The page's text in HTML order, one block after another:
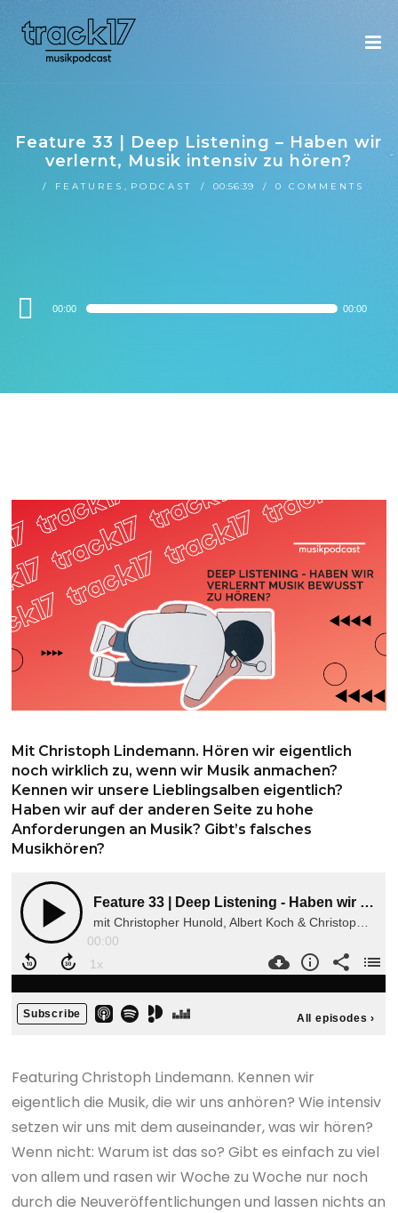
Feature 33 | Deep Listening – Haben wir
verlernt, Musik intensiv zu hören?
FEATURES , PODCAST 00:56:39 0 COMMENTS
Audio-00:00 00:00
Mit Christoph Lindemann. Hören wir eigentlich
noch wirklich zu, wenn wir Musik anmachen?
Kennen wir unsere Lieblingsalben eigentlich?
Haben wir auf der anderen Seite zu hohe
Anforderungen an Musik? Gibt’s falsches
Musikhören?
Featuring Christoph Lindemann. Kennen wir
eigentlich die Musik, die wir uns anhören? Wie intensiv
setzen wir uns mit dem auseinander, was wir hören?
Wenn nicht: Warum ist das so? Gibt es einfach zu viel
von allem und rasen wir Woche zu Woche nur noch
durch die Neuveröffentlichungen und lassen nichts an